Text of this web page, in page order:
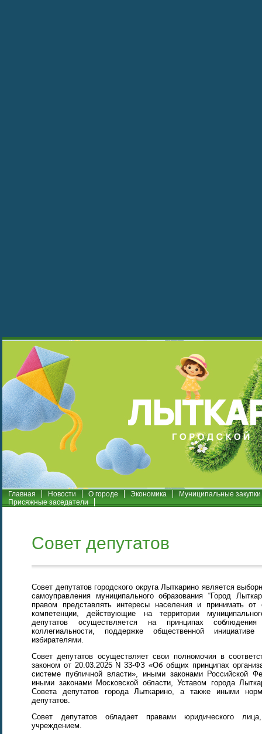
Главная Новости О городе Экономика
Муниципальные закупки
Присяжные заседатели
Совет депутатов
Совет депутатов городского округа Лыткарино является
самоуправления муниципального образования “Город
правом представлять интересы населения и принимать
компетенции, действующие на территории
депутатов осуществляется на принципах соблюдения
коллегиальности, поддержке общественной
избирателями.
Совет депутатов осуществляет свои полномочия в
законом от 20.03.2025 N 33-ФЗ «Об общих принципах
системе публичной власти», иными законами Российской
иными законами Московской области, Уставом города
Совета депутатов города Лыткарино, а также иными
депутатов.
Совет депутатов обладает правами юридического
учреждением.